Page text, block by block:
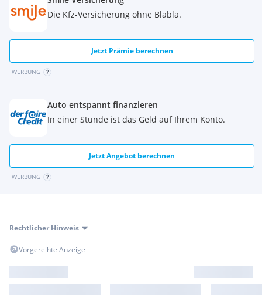
Volldigitales 7 ´´-Fahrerinfodisplay, farbig
Extras:
Rückfahrkamera
Winterpaket
Bluetooth
Tempomat
Totwinkel-Assistent
Abstandstempomat
Aktiver Spurhalte-Assistent
Regensensor
Klimaautomatik
Alarmanlage
Bordcomputer
Lichtsensor
Die Kfz-Versicherung ohne Blabla.
Jetzt Prämie berechnen
WERBUNG
Auto entspannt finanzieren
In einer Stunde ist das Geld auf Ihrem Konto.
Jetzt Angebot berechnen
WERBUNG
Rechtlicher Hinweis
Vorgereihte Anzeige